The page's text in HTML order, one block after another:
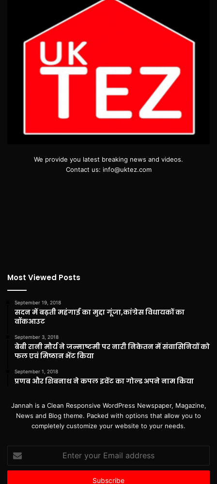
We provide you latest breaking news and videos.
Contact us: info@uktez.com
Most Viewed Posts
September 19, 2018
सदन में बढ़ती महंगाई का मुद्दा गूंजा,कांग्रेस विधायकों का
वॉकआउट
September 3, 2018
बेबी रानी मौर्य ने जन्माष्टमी पर नारी निकेतन में संवासिनियों को
फल एवं मिष्ठान भेंट किया
September 1, 2018
प्रणब और शिबनाथ ने कपल इवेंट का गोल्ड अपने नाम किया
Jannah is a Clean Responsive WordPress Newspaper, Magazine,
News and Blog theme. Packed with options that allow you to
completely customize your website to your needs.
Enter
your
Email